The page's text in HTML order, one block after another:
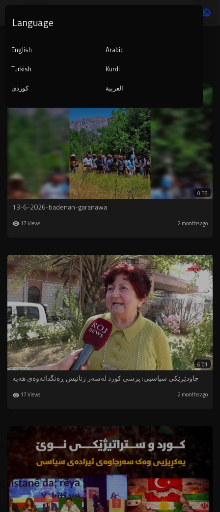
Top videos
This week
0:38
13-6-2026-badenan-garanawa
17 Views 2 months ago
6:01
چاودێرێکی سیاسیی: پرسی کورد لەسەر ژنانیش ڕەنگدانەوەی هەیە
17 Views 2 months ago
Language
English
Arabic
Turkish
Kurdi
کوردی
العربية